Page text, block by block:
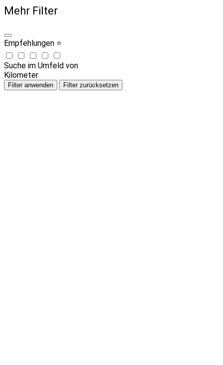
Mehr Filter
Empfehlungen ⭐
Suche im Umfeld von
Kilometer
Filter anwenden Filter zurücksetzen